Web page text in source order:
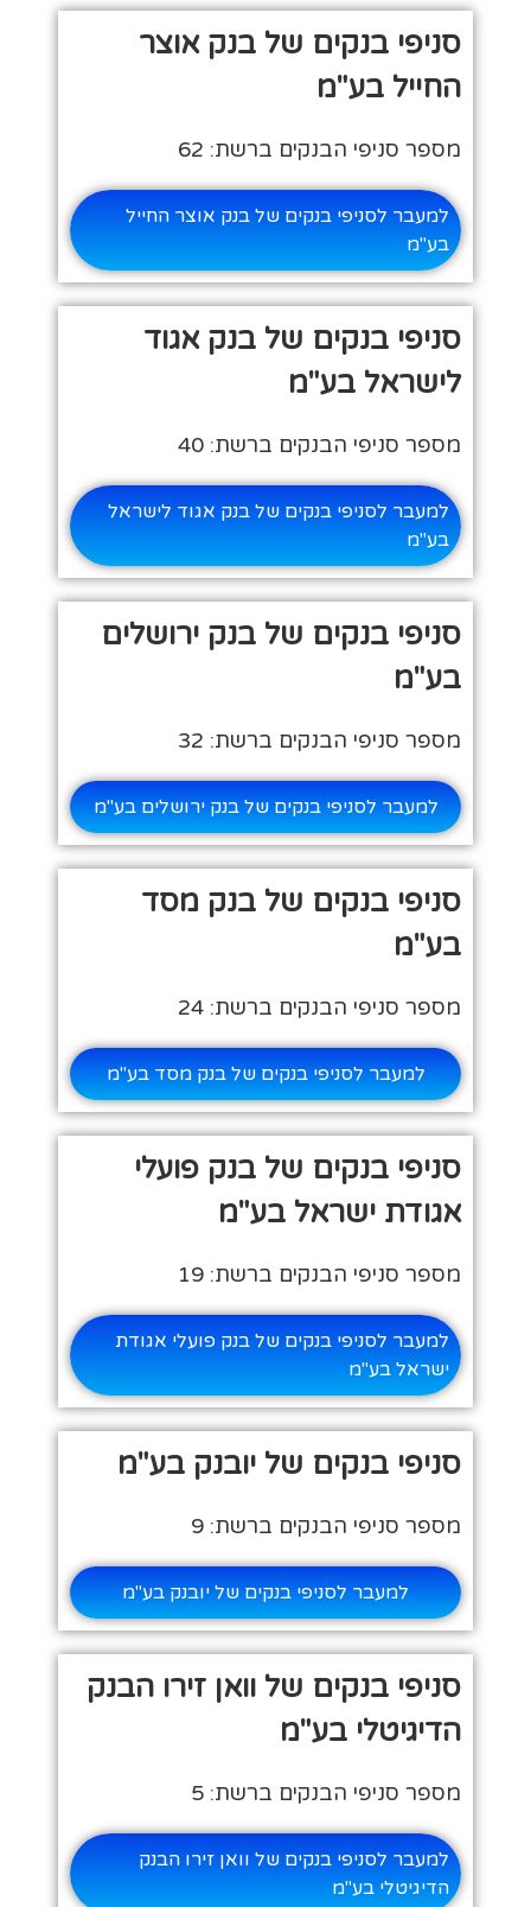
סניפי בנקים של בנק אוצר
החייל בע"מ
מספר סניפי הבנקים ברשת: 62
למעבר לסניפי בנקים של בנק אוצר החייל
בע"מ
סניפי בנקים של בנק אגוד
לישראל בע"מ
מספר סניפי הבנקים ברשת: 40
למעבר לסניפי בנקים של בנק אגוד לישראל
בע"מ
סניפי בנקים של בנק ירושלים
בע"מ
מספר סניפי הבנקים ברשת: 32
למעבר לסניפי בנקים של בנק ירושלים בע"מ
סניפי בנקים של בנק מסד
בע"מ
מספר סניפי הבנקים ברשת: 24
למעבר לסניפי בנקים של בנק מסד בע"מ
סניפי בנקים של בנק פועלי
אגודת ישראל בע"מ
מספר סניפי הבנקים ברשת: 19
למעבר לסניפי בנקים של בנק פועלי אגודת
ישראל בע"מ
סניפי בנקים של יובנק בע"מ
מספר סניפי הבנקים ברשת: 9
למעבר לסניפי בנקים של יובנק בע"מ
סניפי בנקים של וואן זירו הבנק
הדיגיטלי בע"מ
מספר סניפי הבנקים ברשת: 5
למעבר לסניפי בנקים של וואן זירו הבנק
הדיגיטלי בע"מ